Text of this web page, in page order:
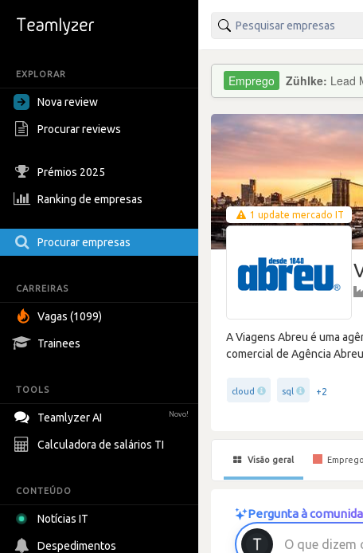
EXPLORAR
Nova review
Procurar reviews
Prémios 2025
Ranking de empresas
Procurar empresas
CARREIRAS
Vagas (1099)
Trainees
TOOLS
Teamlyzer AI Novo!
Calculadora de salários TI
CONTEÚDO
Notícias IT
Despedimentos
Zühlke: Lead
1 update mercado IT
A Viagens Abreu é uma
comercial de Agência
cloud sql +2
Visão geral Emprego
Pergunta à
O que d izem